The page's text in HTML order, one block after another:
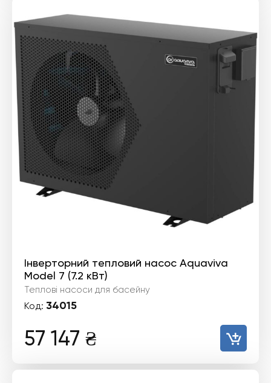
218 ₴.
574 ₴.
Інверторний тепловий насос Aquaviva
Model 7 (7.2 кВт)
Теплові насоси для басейну
Код: 34015
57 147 ₴